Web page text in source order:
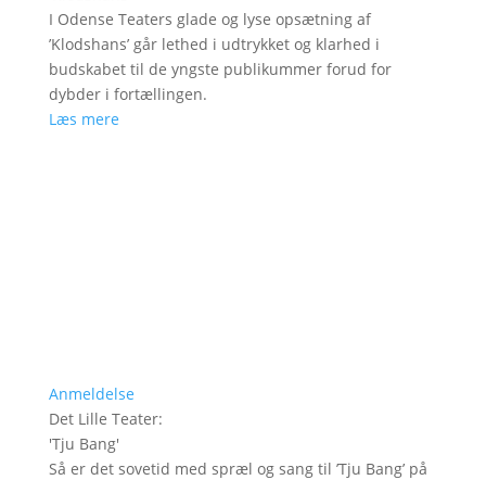
I Odense Teaters glade og lyse opsætning af
’Klodshans’ går lethed i udtrykket og klarhed i
budskabet til de yngste publikummer forud for
dybder i fortællingen.
Læs mere
Anmeldelse
Det Lille Teater:
'Tju Bang'
Så er det sovetid med spræl og sang til ’Tju Bang’ på